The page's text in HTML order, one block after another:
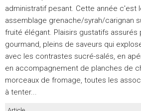
administratif pesant. Cette année c'est
assemblage grenache/syrah/carignan
fruité élégant. Plaisirs gustatifs assurés
gourmand, pleins de saveurs qui
avec les contrastes sucré-salés, en
en accompagnement de planches de
morceaux de fromage, toutes les
à tenter...